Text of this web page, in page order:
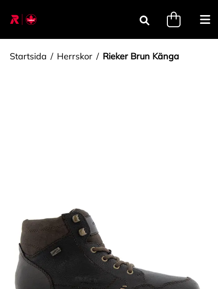
Sök
Startsida Herrskor Rieker Brun Känga